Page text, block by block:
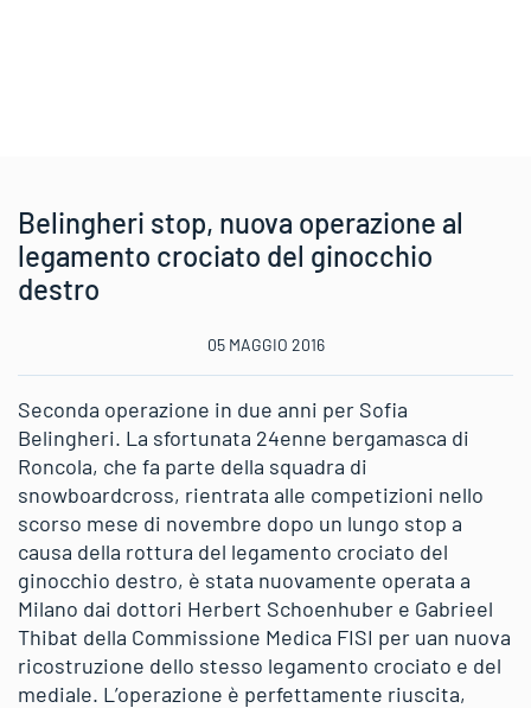
Belingheri stop, nuova operazione al
legamento crociato del ginocchio
destro
05 MAGGIO 2016
Seconda operazione in due anni per Sofia
Belingheri. La sfortunata 24enne bergamasca di
Roncola, che fa parte della squadra di
snowboardcross, rientrata alle competizioni nello
scorso mese di novembre dopo un lungo stop a
causa della rottura del legamento crociato del
ginocchio destro, è stata nuovamente operata a
Milano dai dottori Herbert Schoenhuber e Gabrieel
Thibat della Commissione Medica FISI per uan nuova
ricostruzione dello stesso legamento crociato e del
mediale. L’operazione è perfettamente riuscita,